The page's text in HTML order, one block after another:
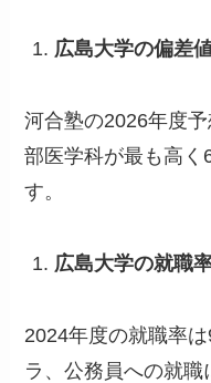
広島大学の偏差
河合塾の2026年度
部医学科が最も高
す。
広島大学の就職
2024年度の就職率
ラ、公務員への就